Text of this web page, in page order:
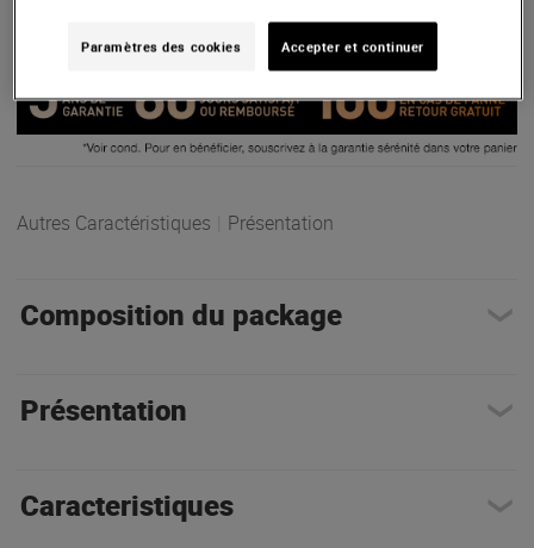
Autres Caractéristiques Présentation
Composition du package
Présentation
Caracteristiques
Paramètres des cookies Accepter et continuer